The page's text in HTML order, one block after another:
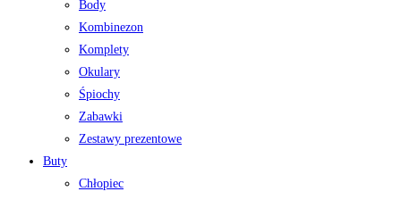
Body
Kombinezon
Komplety
Okulary
Śpiochy
Zabawki
Zestawy prezentowe
Buty
Chłopiec